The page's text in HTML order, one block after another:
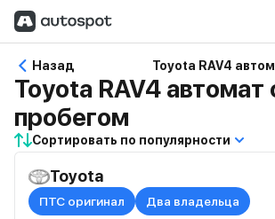
Назад Toyota RAV4
Toyota RAV4 автомат
пробегом
Сортировать по популярности
Toyota
ПТС оригинал Два владельца